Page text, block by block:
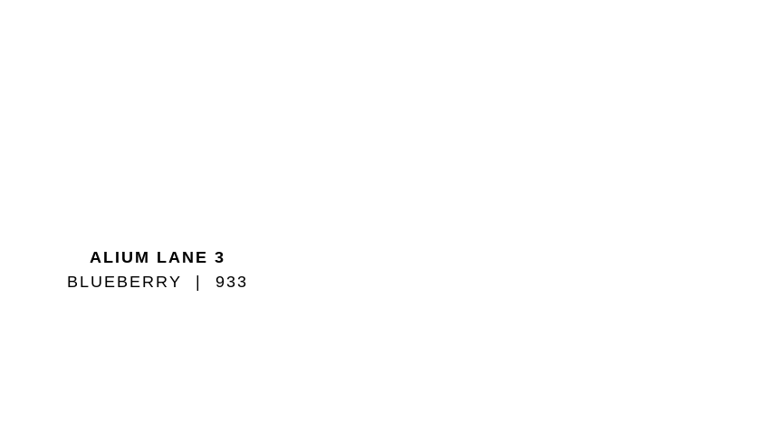
ALIUM LANE 3
BLUEBERRY
933